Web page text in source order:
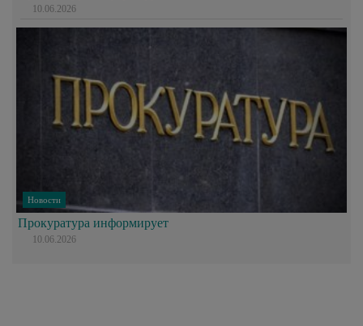
10.06.2026
Новости
Прокуратура информирует
10.06.2026